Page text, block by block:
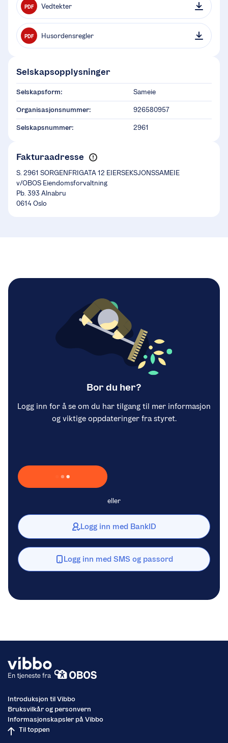
PDF Vedtekter
PDF Husordensregler
Selskapsopplysninger
Selskapsform: Sameie
Organisasjonsnummer: 926580957
Selskapsnummer: 2961
Fakturaadresse
S. 2961 SORGENFRIGATA 12 EIERSEKSJONSSAMEIE
v/OBOS Eiendomsforvaltning
Pb. 393 Alnabru
0614 Oslo
Bor du her?
Logg inn for å se om du har tilgang til mer informasjon
og viktige oppdateringer fra styret.
Laster inn Vipps …
eller
Logg inn med BankID
Logg inn med SMS og passord
Introduksjon til Vibbo
Bruksvilkår og personvern
Informasjonskapsler på Vibbo
Til toppen